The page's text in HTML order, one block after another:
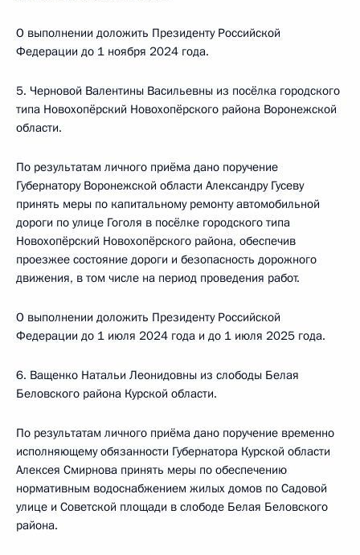
О выполнении доложить Президенту Российской
Федерации до 1 ноября 2024 года.
5. Черновой Валентины Васильевны из посёлка городского
типа Новохопёрский Новохопёрского района Воронежской
области.
По результатам личного приёма дано поручение
Губернатору Воронежской области Александру Гусеву
принять меры по капитальному ремонту автомобильной
дороги по улице Гоголя в посёлке городского типа
Новохопёрский Новохопёрского района, обеспечив
проезжее состояние дороги и безопасность дорожного
движения, в том числе на период проведения работ.
О выполнении доложить Президенту Российской
Федерации до 1 июля 2024 года и до 1 июля 2025 года.
6. Ващенко Натальи Леонидовны из слободы Белая
Беловского района Курской области.
По результатам личного приёма дано поручение временно
исполняющему обязанности Губернатора Курской области
Алексея Смирнова принять меры по обеспечению
нормативным водоснабжением жилых домов по Садовой
улице и Советской площади в слободе Белая Беловского
района.